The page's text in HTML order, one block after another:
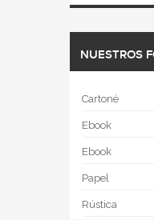
NUESTROS
Cartoné
Ebook
Ebook
Papel
Rústica